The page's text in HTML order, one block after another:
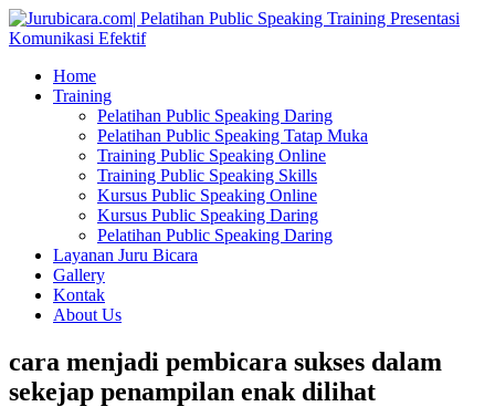
Home
Training
Pelatihan Public Speaking Daring
Pelatihan Public Speaking Tatap Muka
Training Public Speaking Online
Training Public Speaking Skills
Kursus Public Speaking Online
Kursus Public Speaking Daring
Pelatihan Public Speaking Daring
Layanan Juru Bicara
Gallery
Kontak
About Us
cara menjadi pembicara sukses dalam
sekejap penampilan enak dilihat